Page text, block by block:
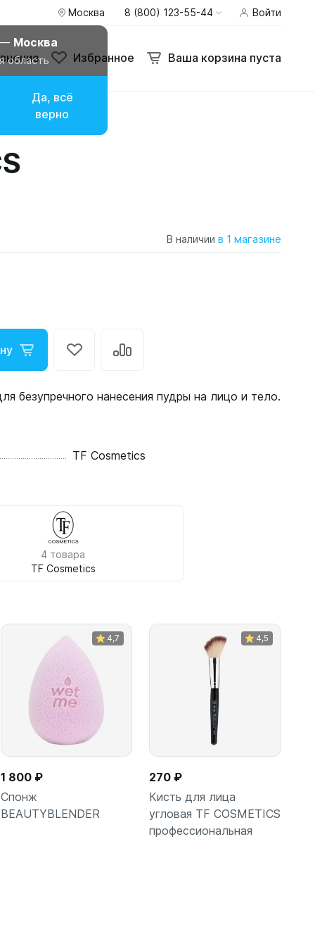
Москва
— Москва
область
Да, всё
верно
8 (800) 123-55-44 Войти
Избранное Ваша корзина пуста
В наличии в 1 магазине
безупречного нанесения пудры на лицо и тело.
TF Cosmetics
4 товара
TF Cosmetics
4,7
1 800 ₽
Спонж
BEAUTYBLENDER
4,5
270 ₽
Кисть для лица
угловая TF COSMETICS
профессиональная